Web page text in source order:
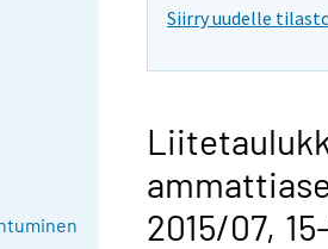
Siirry uudelle
2015/07,